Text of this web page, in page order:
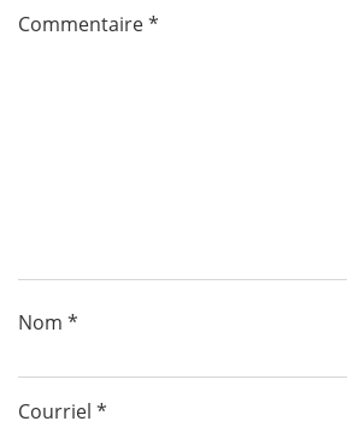
Commentaire*
Nom *
Courriel *